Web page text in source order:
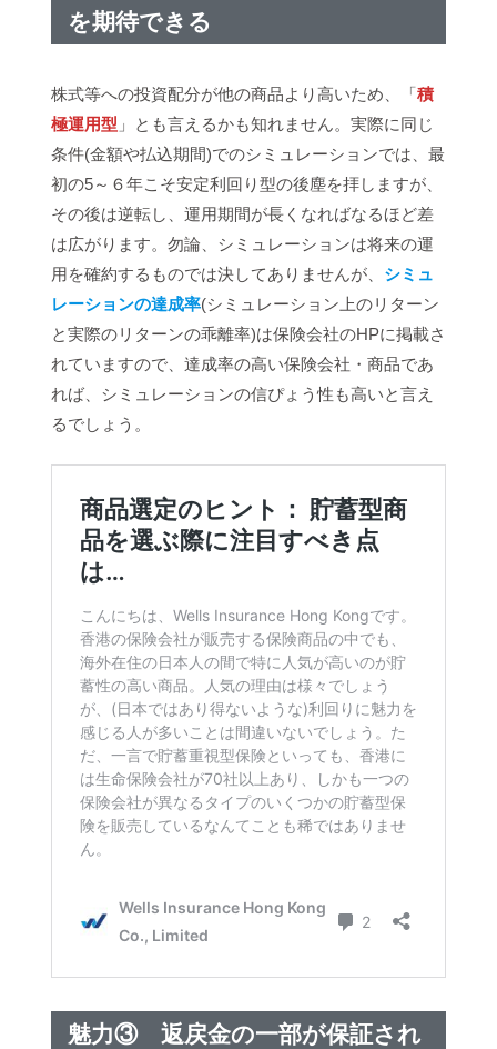
を期待できる
株式等への投資配分が他の商品より高いため、「積
極運用型 」とも言えるかも知れません。実際に同じ
条件(金額や払込期間)でのシミュレーションでは、最
初の5～６年こそ安定利回り型の後塵を拝しますが、
その後は逆転し、運用期間が長くなればなるほど差
は広がります。勿論、シミュレーションは将来の運
用を確約するものでは決してありませんが、 シミュ
レーションの達成率(シミュレーション上のリターン
と実際のリターンの乖離率)は保険会社のHPに掲載さ
れていますので、達成率の高い保険会社・商品であ
れば、シミュレーションの信ぴょう性も高いと言え
るでしょう。
魅力③ 返戻金の一部が保証され